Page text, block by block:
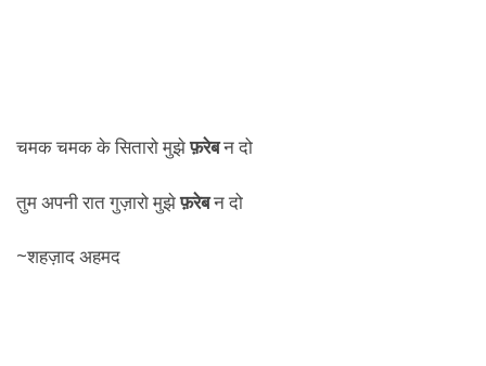
चमक चमक के सितारो मुझेफ़रेबन दो
तुम अपनी रात गुज़ारो मुझेफ़रेबन दो
~शहज़ाद अहमद